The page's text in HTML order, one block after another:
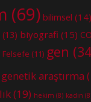
(69) bilimsel (14)
(13) biyografi (15)
Felsefe (11) gen
genetik araştırma
(19) hekim (8) kadın